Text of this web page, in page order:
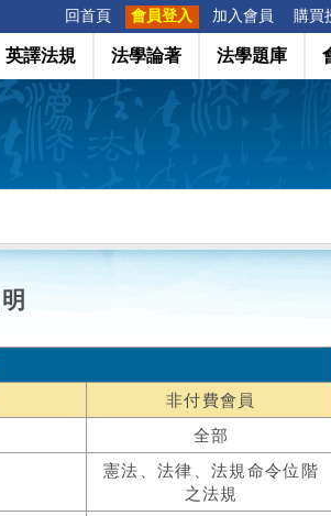
回首頁 會員登入 加入會員 購買
英譯法規 法學論著 法學題庫
非付費會員
全部
憲法、法律、法規命令位階
之法規